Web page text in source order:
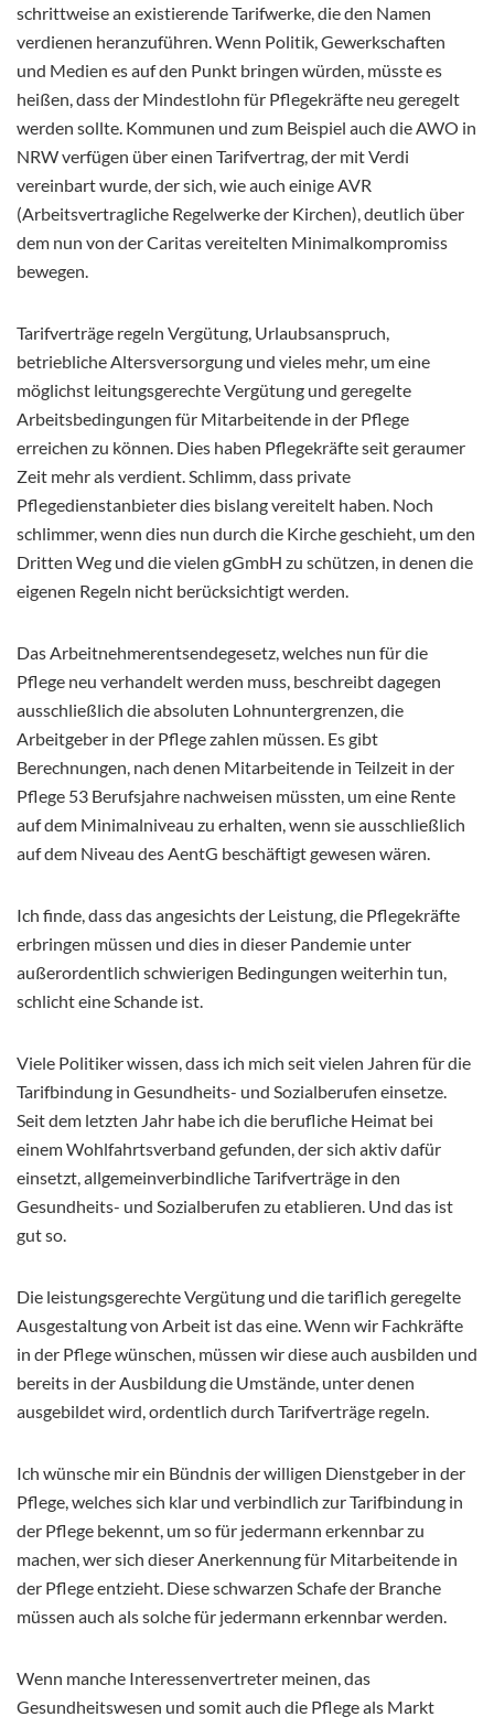
schrittweise an existierende Tarifwerke, die den Namen
verdienen heranzuführen. Wenn Politik, Gewerkschaften
und Medien es auf den Punkt bringen würden, müsste es
heißen, dass der Mindestlohn für Pflegekräfte neu geregelt
werden sollte. Kommunen und zum Beispiel auch die AWO in
NRW verfügen über einen Tarifvertrag,der mit Verdi
vereinbart wurde, der sich, wie auch einige AVR
(Arbeitsvertragliche Regelwerke der Kirchen), deutlich über
dem nun von der Caritas vereitelten Minimalkompromiss
bewegen.
Tarifverträge regeln Vergütung, Urlaubsanspruch,
betriebliche Altersversorgung und vieles mehr, um eine
möglichst leitungsgerechte Vergütung und geregelte
Arbeitsbedingungen für Mitarbeitende in der Pflege
erreichen zu können. Dies haben Pflegekräfte seit geraumer
Zeit mehr als verdient. Schlimm, dass private
Pflegedienstanbieter dies bislang vereitelt haben. Noch
schlimmer, wenn dies nun durch die Kirche geschieht, um den
Dritten Weg und die vielen gGmbH zu schützen, in denen die
eigenen Regeln nicht berücksichtigt werden.
Das Arbeitnehmerentsendegesetz, welches nun für die
Pflege neu verhandelt werden muss, beschreibt dagegen
ausschließlich die absoluten Lohnuntergrenzen, die
Arbeitgeber in der Pflege zahlen müssen. Es gibt
Berechnungen, nach denen Mitarbeitende in Teilzeit in der
Pflege 53 Berufsjahre nachweisen müssten, um eine Rente
auf dem Minimalniveau zu erhalten, wenn sie ausschließlich
auf dem Niveau des AentG beschäftigt gewesen wären.
Ich finde, dass das angesichts der Leistung, die Pflegekräfte
erbringen müssen und dies in dieser Pandemie unter
außerordentlich schwierigen Bedingungen weiterhin tun,
schlicht eine Schande ist.
Viele Politiker wissen, dass ich mich seit vielen Jahren für die
Tarifbindung in Gesundheits- und Sozialberufen einsetze.
Seit dem letzten Jahr habe ich die berufliche Heimat bei
einem Wohlfahrtsverband gefunden, der sich aktiv dafür
einsetzt, allgemeinverbindliche Tarifverträge in den
Gesundheits- und Sozialberufen zu etablieren. Und das ist
gut so.
Die leistungsgerechte Vergütung und die tariflich geregelte
Ausgestaltung von Arbeit ist das eine. Wenn wir Fachkräfte
in der Pflege wünschen, müssen wir diese auch ausbilden und
bereits in der Ausbildung die Umstände, unter denen
ausgebildet wird, ordentlich durch Tarifverträge regeln.
Ich wünsche mir ein Bündnis der willigen Dienstgeber in der
Pflege, welches sich klar und verbindlich zur Tarifbindung in
der Pflege bekennt, um so für jedermann erkennbar zu
machen, wer sich dieser Anerkennung für Mitarbeitende in
der Pflege entzieht. Diese schwarzen Schafe der Branche
müssen auch als solche für jedermann erkennbar werden.
Wenn manche Interessenvertreter meinen, das
Gesundheitswesen und somit auch die Pflege als Markt